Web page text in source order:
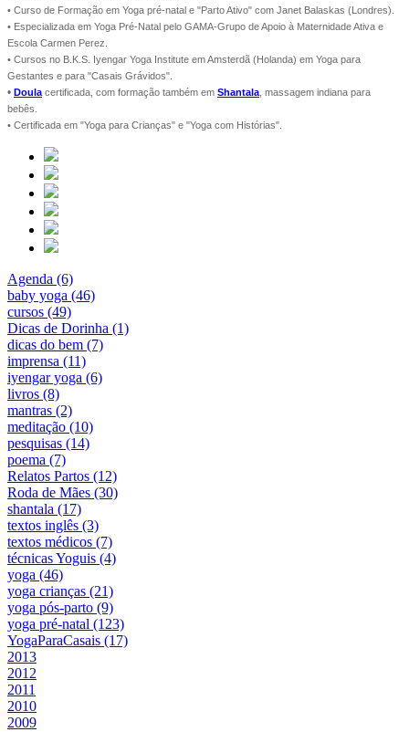
• Curso de Formação em Yoga pré-natal e "Parto Ativo" com Janet Balaskas (Londres).
• Especializada em Yoga Pré-Natal pelo GAMA-Grupo de Apoio à Maternidade Ativa e
Escola Carmen Perez.
• Cursos no B.K.S. Iyengar Yoga Institute em Amsterdã (Holanda) em Yoga para
Gestantes e para "Casais Grávidos".
• Doula certificada, com formação também em Shantala , massagem indiana para
bebês.
• Certificada em "Yoga para Crianças" e "Yoga com Histórias".
Agenda (6)
baby yoga (46)
cursos (49)
Dicas de Dorinha (1)
dicas do bem (7)
imprensa (11)
iyengar yoga (6)
livros (8)
mantras (2)
meditação (10)
pesquisas (14)
poema (7)
Relatos Partos (12)
Roda de Mães (30)
shantala (17)
textos inglês (3)
textos médicos (7)
técnicas Yoguis (4)
yoga (46)
yoga crianças (21)
yoga pós-parto (9)
yoga pré-natal (123)
YogaParaCasais (17)
2013
2012
2011
2010
2009